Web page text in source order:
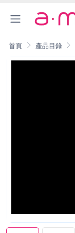
首頁 產品目錄